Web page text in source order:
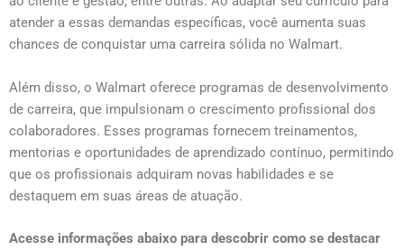
atender a essas demandas específicas, você aumenta suas
chances de conquistar uma carreira sólida no Walmart.
Além disso, o Walmart oferece programas de desenvolvimento
de carreira, que impulsionam o crescimento profissional dos
colaboradores. Esses programas fornecem treinamentos,
mentorias e oportunidades de aprendizado contínuo, permitindo
que os profissionais adquiram novas habilidades e se
destaquem em suas áreas de atuação.
Acesse informações abaixo para descobrir como se destacar